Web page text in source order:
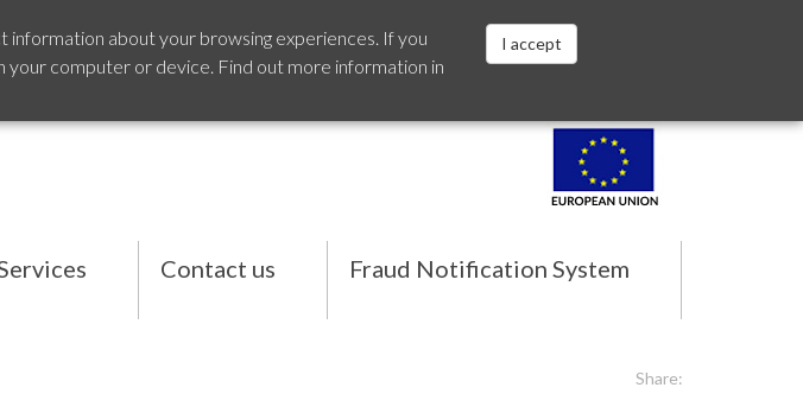
Contact us Fraud Notification System
Share:
about your browsing experiences. If you
your computer or device. Find out more information in
I accept